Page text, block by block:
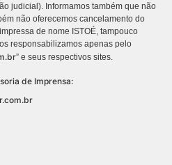
judicial). Informamos também que não
não oferecemos cancelamento do
de nome ISTOÉ, tampouco
responsabilizamos apenas pelo
” e seus respectivos sites.
de Imprensa: